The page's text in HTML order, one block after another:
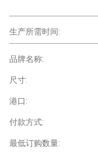
生产所需时间:
品牌名称:
尺寸:
港口:
付款方式:
最低订购数量: